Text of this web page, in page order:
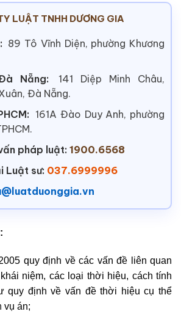
LUẬT TNHH DƯƠNG GIA
89 Tô Vĩnh Diện, phường Khương
Nẵng:
141 Diệp Minh Châu,
Đà Nẵng.
161A Đào Duy Anh, phường
pháp luật: 1900.6568
Luật sư: 037.6999996
quy định về các vấn đề liên quan
niệm, các loại thời hiệu, cách tính
quy định về vấn đề thời hiệu cụ thể
vụ án;